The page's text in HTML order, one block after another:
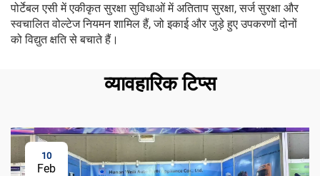
पोर्टेबल एसी में एकीकृत सुरक्षा सुविधाओं में अतिताप सुरक्षा, सर्ज सुरक्षा और
स्वचालित वोल्टेज नियमन शामिल हैं, जो इकाई और जुड़े हुए उपकरणों दोनों
को विद्युत क्षति से बचाते हैं।
व्यावहारिक टिप्स
10
Feb